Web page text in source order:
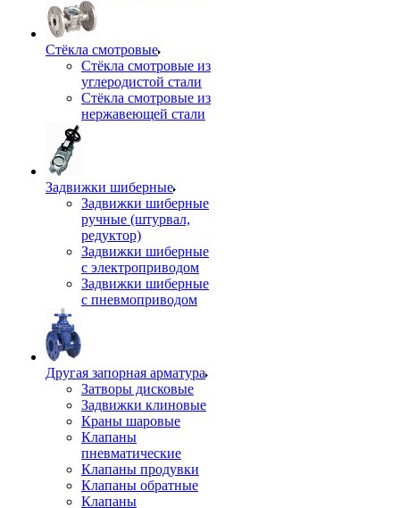
Стёкла смотровые
Стёкла смотровые из
углеродистой стали
Стёкла смотровые из
нержавеющей стали
Задвижки шиберные
Задвижки шиберные
ручные (штурвал,
редуктор)
Задвижки шиберные
с электроприводом
Задвижки шиберные
с пневмоприводом
Другая запорная арматура
Затворы дисковые
Задвижки клиновые
Краны шаровые
Клапаны
пневматические
Клапаны продувки
Клапаны обратные
Клапаны